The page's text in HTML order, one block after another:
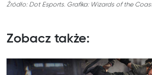
Źródło: Dot Esports. Grafika: Wizards of the
Zobacz także: